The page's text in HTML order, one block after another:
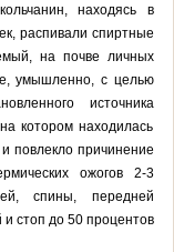
находясь в
распивали спиртные
на почве личных
умышленно, с целью
источника
котором находилась
повлекло причинение
ожогов 2-3
спины, передней
и стоп до 50 процентов